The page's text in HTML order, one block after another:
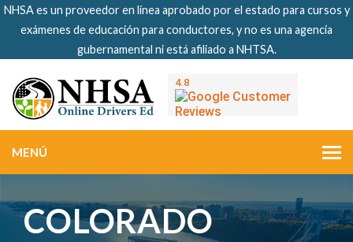
NHSA es un proveedor en línea aprobado por el estado para cursos y
exámenes de educación para conductores, y no es una agencia
gubernamental ni está afiliado a NHTSA.
MENÚ
COLORADO